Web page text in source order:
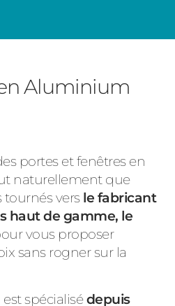
Aluminium
portes et fenêtres en
naturellement que
vers le fabricant
haut de gamme, le
vous proposer
sans rogner sur la
spécialisédepuis